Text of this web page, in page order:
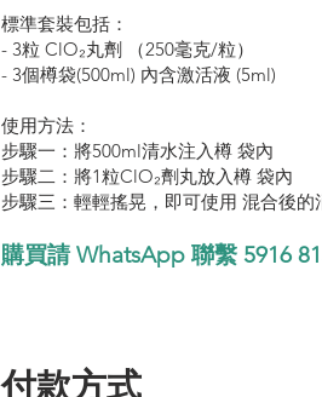
標準套裝包括：
- 3粒 ClO₂丸劑 （250毫克/粒）
- 3個樽袋(500ml) 內含激活液 (5ml)
使用方法：
步驟一：將500ml清水注入樽 袋內
步驟二：將1粒ClO₂劑丸放入樽 袋內
步驟三：輕輕搖晃，即可使用 混合後
購買請 WhatsApp 聯繫 5916
付款方式